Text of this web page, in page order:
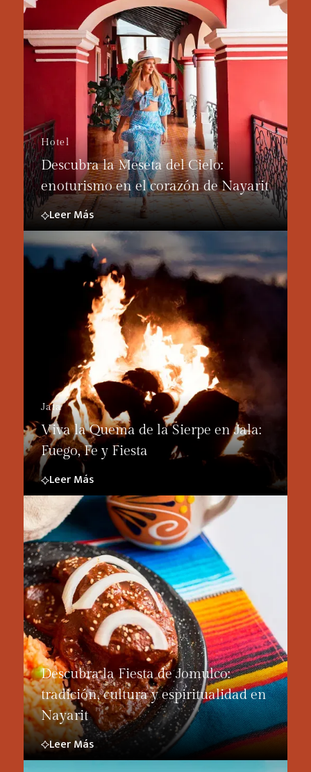
Hotel
Descubra la Meseta del Cielo:
enoturismo en el corazón de Nayarit
Leer Más
Jala
Viva la Quema de la Sierpe en Jala:
Fuego, Fe y Fiesta
Leer Más
Descubra la Fiesta de Jomulco:
tradición, cultura y espiritualidad en
Nayarit
Leer Más